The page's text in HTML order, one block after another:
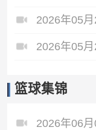
篮球集锦